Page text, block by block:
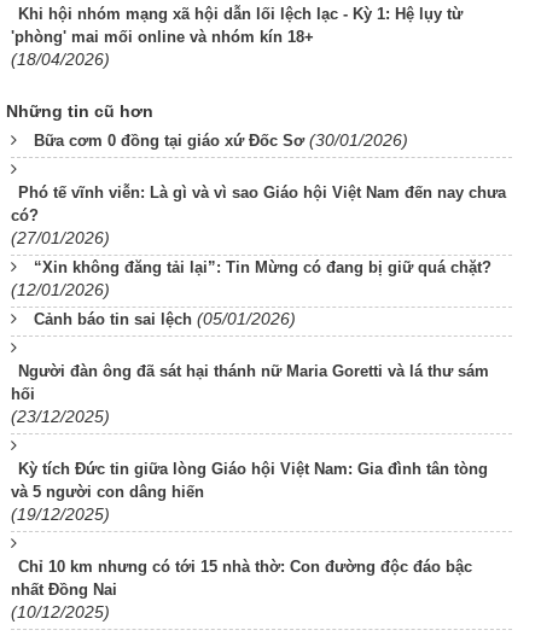
Khi hội nhóm mạng xã hội dẫn lối lệch lạc - Kỳ 1: Hệ lụy từ
'phòng' mai mối online và nhóm kín 18+
(18/04/2026)
Những tin cũ hơn
Bữa cơm 0 đồng tại giáo xứ Đốc Sơ (30/01/2026)
Phó tế vĩnh viễn: Là gì và vì sao Giáo hội Việt Nam đến nay chưa
có?
(27/01/2026)
“Xin không đăng tải lại”: Tin Mừng có đang bị giữ quá chặt?
(12/01/2026)
Cảnh báo tin sai lệch (05/01/2026)
Người đàn ông đã sát hại thánh nữ Maria Goretti và lá thư sám
hối
(23/12/2025)
Kỳ tích Đức tin giữa lòng Giáo hội Việt Nam: Gia đình tân tòng
và 5 người con dâng hiến
(19/12/2025)
Chỉ 10 km nhưng có tới 15 nhà thờ: Con đường độc đáo bậc
nhất Đồng Nai
(10/12/2025)